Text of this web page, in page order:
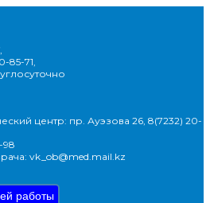
85-71,
центр: пр. Ауэзова 26, 8(7232) 20-
98
vk_ob@med.mail.kz
работы